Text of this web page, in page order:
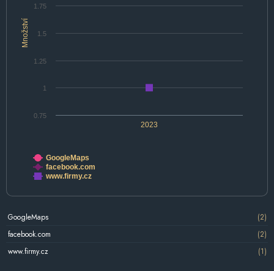
Množství
2023
0.75
1
1.25
1.5
1.75
GoogleMaps
facebook.com
www.firmy.cz
GoogleMaps
(2)
facebook.com
(2)
www.firmy.cz
(1)